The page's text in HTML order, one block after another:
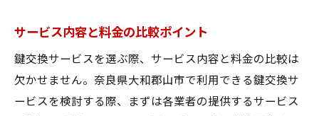
迅速さをもたらす技術とシステム
迅速対応を可能にするスタッフ教育
緊急時対応能力の見極め方
サービス内容と料金の比較ポイント
鍵交換サービスを選ぶ際、サービス内容と料金の比較は
欠かせません。奈良県大和郡山市で利用できる鍵交換サ
ービスを検討する際、まずは各業者の提供するサービス